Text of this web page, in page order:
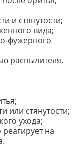
и стянутости;
вида;
фужерного
распылителя.
или стянутости;
ухода;
на